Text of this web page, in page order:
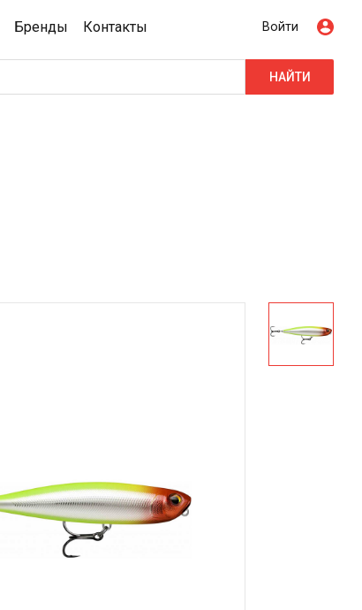
Бренды Контакты Войти
НАЙТИ